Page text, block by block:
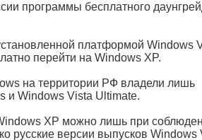
программы бесплатного
платформой Windows
перейти на Windows XP.
на территории РФ владели лишь
и Windows Vista Ultimate.
ХР можно лишь при
русские версии выпусков Windows